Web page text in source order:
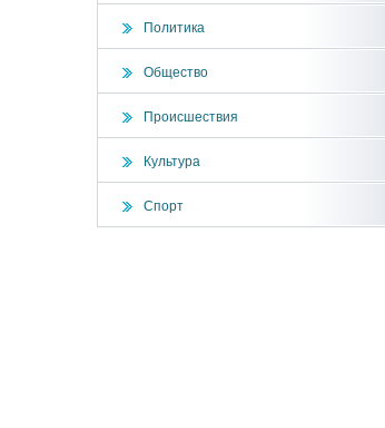
Политика
Общество
Происшествия
Культура
Спорт